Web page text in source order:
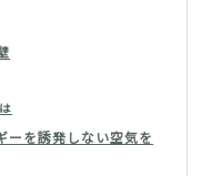
ーを誘発しない空気を